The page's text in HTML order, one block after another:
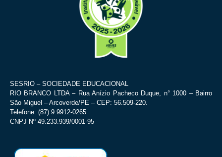
SESRIO – SOCIEDADE EDUCACIONAL
RIO BRANCO LTDA – Rua Anízio Pacheco Duque, n° 1000 – Bairro
São Miguel – Arcoverde/PE – CEP: 56.509-220.
Telefone: (87) 9.9912-0265
CNPJ Nº 49.233.939/0001-95